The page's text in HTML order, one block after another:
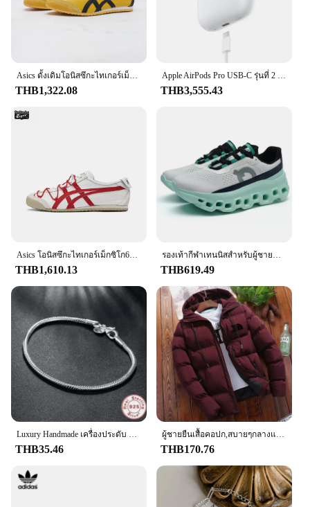
**Quality and Reliability**
As a trusted vendor and supplier, we understand the
importance of quality and reliability. Each bottle of
Origin Import Perfum is meticulously crafted to
ensure a consistent and long-lasting scent. The
perfumes are designed to cater to a wide audience,
making them a popular choice among vendors and
aim to provide the best perfume sets for sale,
Asics ดั้งเดิมโอนิสซึกะไทเกอร์เม็กซิกัน66, เชือกรองเท้าเสือ Onitsuka ผู้หญิงผู้ชายรองเท้าผ้าใบ unisex
THB1,322.08
Apple AirPods Pro USB‐C รุ่นที่ 2 พร้อม MagSafe Active Noise Canceling หูฟังบลูทูธไร้สายของแท้ของแท้
THB3,555.43
Asics โอนิสซึกะไทเกอร์เม็กซิโก66รองเท้าผ้าใบสีแดงน้ำหนักเบาสำหรับผู้ชายผู้หญิงคลาสสิกต่ำ
THB1,610.13
รองเท้ากีฬาเทนนิสสำหรับผู้ชายแบบดั้งเดิมรองเท้าวิ่งรองเท้าผ้าใบสุดหรูสำหรับเข้ายิมของผู้ชายรองเท้ารองเท้ากีฬาบุรุษ
THB619.49
Luxury Handmade เครื่องประดับ Fine 925 เงินสเตอร์ลิง Charm สร้อยข้อมือนุ่มเรียบงูสร้อยข้อมือผู้หญิง
THB35.46
ผู้ชายยืนเสื้อคอปก,สบายๆกลางแจ้งParka,Street Coat,ใหม่,ฤดูหนาว,2024 แจ็คเก็ตManแจ็คเก็ตสําหรับชาย 2024 Original
THB170.76